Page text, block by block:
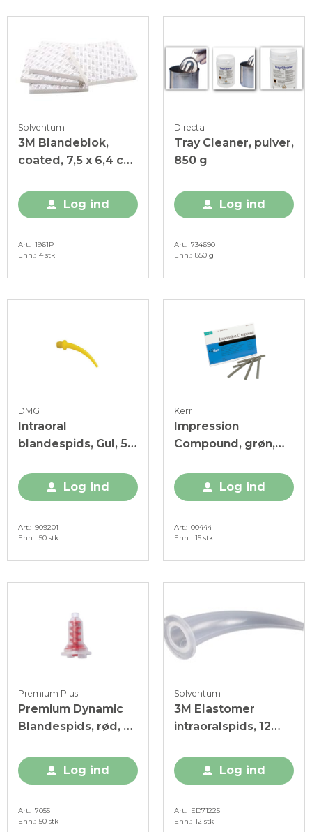
Solventum
3M Blandeblok,
coated, 7,5 x 6,4 cm,
Log ind
Art.
1961P
Enh.
4 stk
Directa
Tray Cleaner, pulver,
850 g
Log ind
Art.
734690
Enh.
850 g
DMG
Intraoral
blandespids, Gul, 50
Log ind
Art. 909201
Enh. 50 stk
Kerr
Impression
Compound, grøn,
Log ind
Art. 00444
Enh. 15 stk
Premium Plus
Premium Dynamic
Blandespids, rød, 50
Log ind
Art.
7055
Enh.
50 stk
Solventum
3M Elastomer
intraoralspids, 12
Log ind
Art.
ED71225
Enh.
12 stk